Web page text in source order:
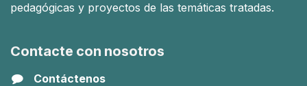
pedagógicas y proyectos de las temáticas tratadas.
Contacte con nosotros
Contáctenos